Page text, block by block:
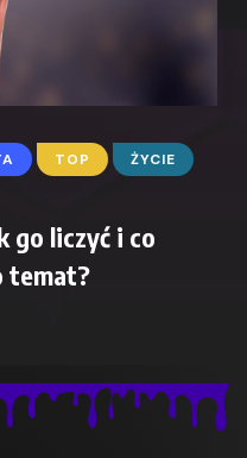
TOP ŻYCIE
go liczyć i co
temat?